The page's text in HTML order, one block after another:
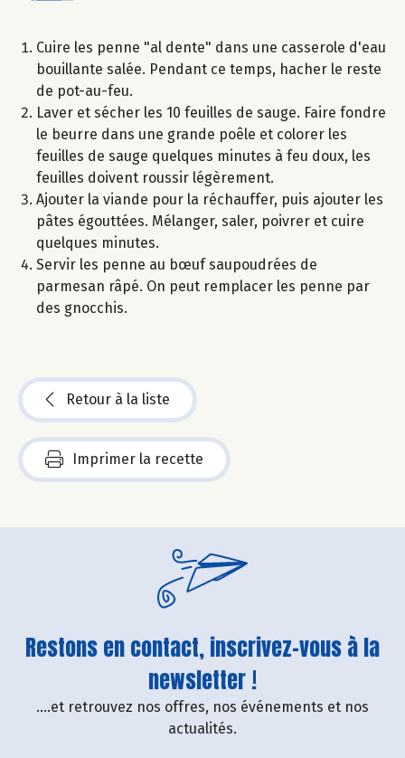
Cuire les penne "al dente" dans une casserole d'eau
bouillante salée. Pendant ce temps, hacher le reste
de pot-au-feu.
Laver et sécher les 10 feuilles de sauge. Faire fondre
le beurre dans une grande poêle et colorer les
feuilles de sauge quelques minutes à feu doux, les
feuilles doivent roussir légèrement.
Ajouter la viande pour la réchauffer, puis ajouter les
pâtes égouttées. Mélanger, saler, poivrer et cuire
quelques minutes.
Servir les penne au bœuf saupoudrées de
parmesan râpé. On peut remplacer les penne par
des gnocchis.
Retour à la liste
Imprimer la recette
Restons en contact, inscrivez-vous à la
newsletter !
....et retrouvez nos offres, nos événements et nos
actualités.